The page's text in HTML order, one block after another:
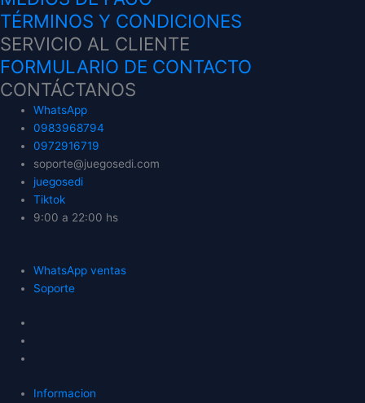
TÉRMINOS Y CONDICIONES
SERVICIO AL CLIENTE
FORMULARIO DE CONTACTO
CONTÁCTANOS
WhatsApp
0983968794
0972916719
soporte@juegosedi.com
juegosedi
Tiktok
9:00 a 22:00 hs
WhatsApp ventas
Soporte
Informacion